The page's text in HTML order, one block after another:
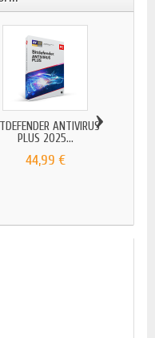
ANTIVIRUS
PLUS 2025...
44,99 €
›